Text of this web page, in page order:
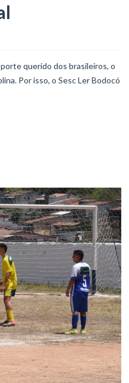
querido dos brasileiros, o
Por isso, o Sesc Ler Bodocó